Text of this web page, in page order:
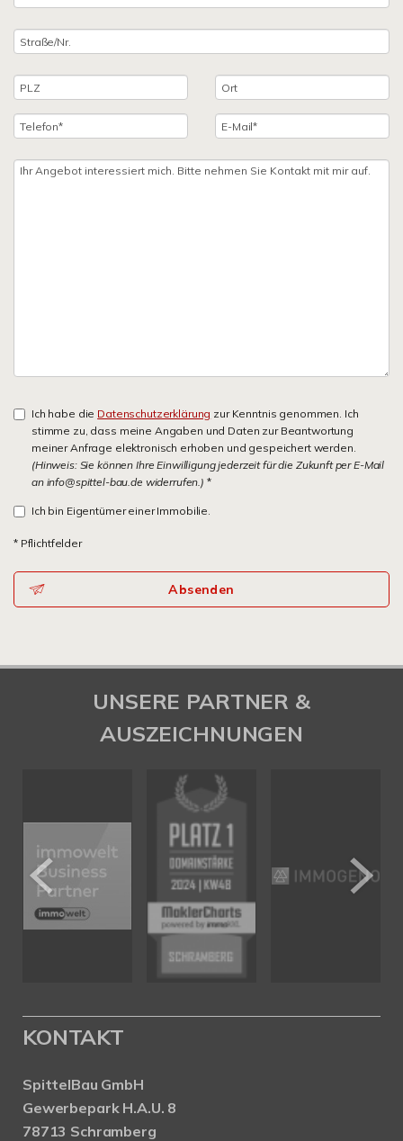
Ich habe die Datenschutzerklärung zur Kenntnis genommen. Ich
stimme zu, dass meine Angaben und Daten zur Beantwortung
meiner Anfrage elektronisch erhoben und gespeichert werden.
(Hinweis: Sie können Ihre Einwilligung jederzeit für die Zukunft per E-Mail
an info@spittel-bau.de widerrufen.) *
Ich bin Eigentümer einer Immobilie.
* Pflichtfelder
Absenden
UNSERE PARTNER &
AUSZEICHNUNGEN
KONTAKT
SpittelBau GmbH
Gewerbepark H.A.U. 8
78713 Schramberg